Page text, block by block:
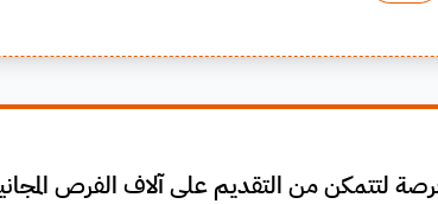
لتتمكن من التقديم على آلاف الفرص